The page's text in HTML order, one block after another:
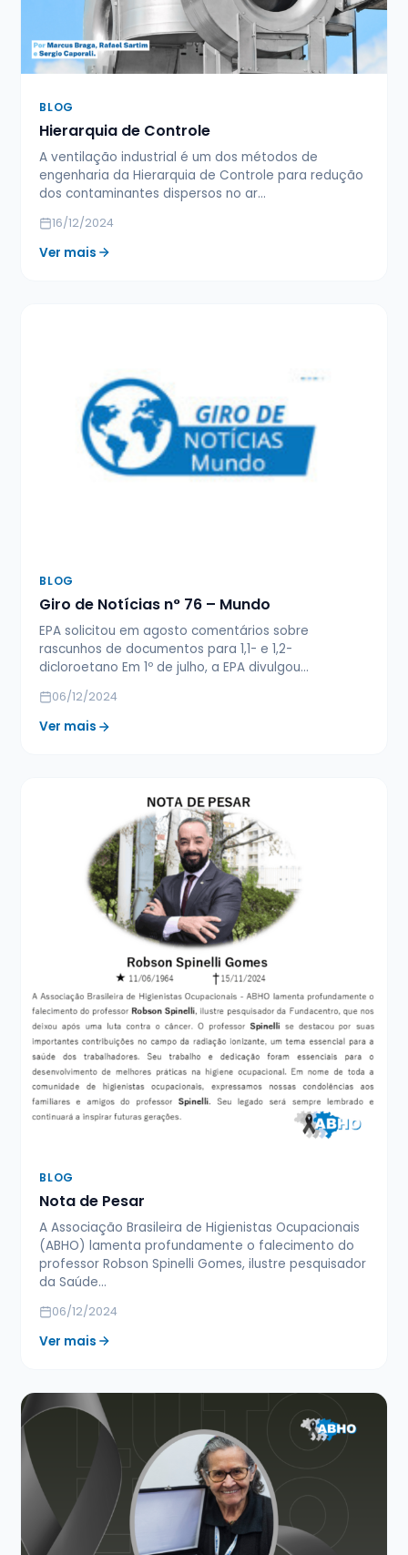
BLOG
Hierarquia de Controle
A ventilação industrial é um dos métodos de
engenharia da Hierarquia de Controle para redução
dos contaminantes dispersos no ar…
16/12/2024
Ver mais
BLOG
Giro de Notícias n° 76 – Mundo
EPA solicitou em agosto comentários sobre
rascunhos de documentos para 1,1- e 1,2-
dicloroetano Em 1º de julho, a EPA divulgou…
06/12/2024
Ver mais
BLOG
Nota de Pesar
A Associação Brasileira de Higienistas Ocupacionais
(ABHO) lamenta profundamente o falecimento do
professor Robson Spinelli Gomes, ilustre pesquisador
da Saúde…
06/12/2024
Ver mais